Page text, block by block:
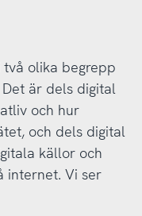
olika begrepp
är dels digital
och hur
och dels digital
källor och
internet. Vi ser